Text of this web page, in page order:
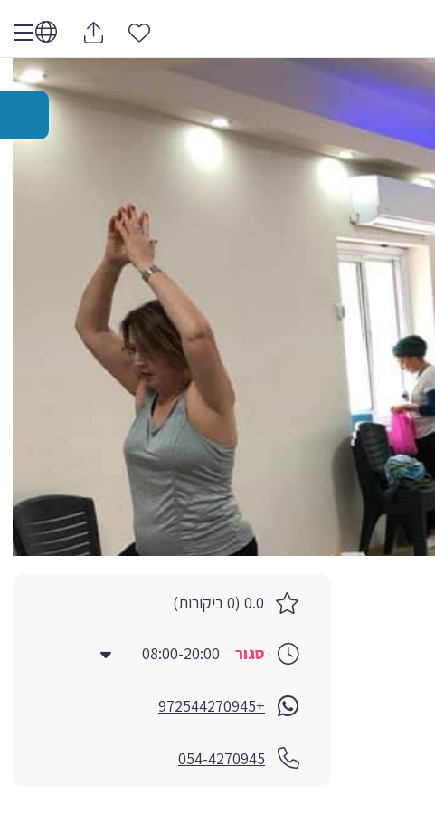
0.0 (0 ביקורות)
סגור 08:00-20:00
+972544270945
054-4270945